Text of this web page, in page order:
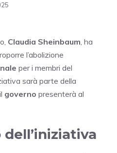
Claudia Sheinbaum, ha
l’abolizione
per i membri del
sarà parte della
governo presenterà al